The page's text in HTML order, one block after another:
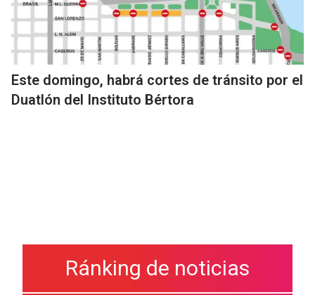
Este domingo, habrá cortes de tránsito por el
Duatlón del Instituto Bértora
Ránking de noticias